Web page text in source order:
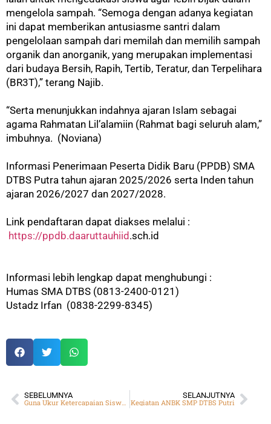
mengelola sampah. “Semoga dengan adanya kegiatan
ini dapat memberikan antusiasme santri dalam
pengelolaan sampah dari memilah dan memilih sampah
organik dan anorganik, yang merupakan implementasi
dari budaya Bersih, Rapih, Tertib, Teratur, dan Terpelihara
(BR3T),” terang Najib.
“Serta menunjukkan indahnya ajaran Islam sebagai
agama Rahmatan Lil’alamiin (Rahmat bagi seluruh alam,”
imbuhnya. (Noviana)
Informasi Penerimaan Peserta Didik Baru (PPDB) SMA
DTBS Putra tahun ajaran 2025/2026 serta Inden tahun
ajaran 2026/2027 dan 2027/2028.
Link pendaftaran dapat diakses melalui :
https://ppdb.daaruttauhiid.sch.id
Informasi lebih lengkap dapat menghubungi :
Humas SMA DTBS (0813-2400-0121)
Ustadz Irfan (0838-2299-8345)
SEBELUMNYA
Guna Ukur Ketercapaian Siswa, SD Daarut Tauhiid Batam Gelar Kegiatan Pekan Sumatif Harian
SELANJUTNYA
Kegiatan ANBK SMP DTBS Putri